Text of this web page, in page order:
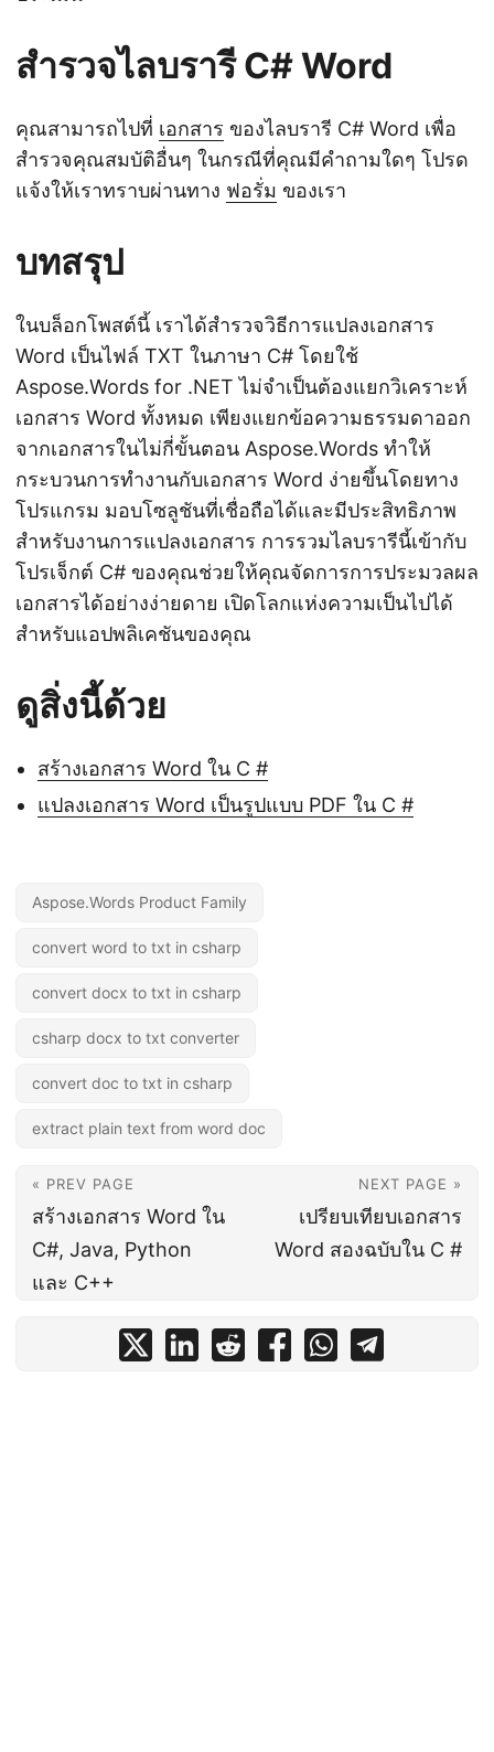
สำรวจไลบรารี C# Word
คุณสามารถไปที่ เอกสาร ของไลบรารี C# Word เพื่อ
สำรวจคุณสมบัติอื่นๆ ในกรณีที่คุณมีคำถามใดๆ โปรด
แจ้งให้เราทราบผ่านทาง ฟอรั่ม ของเรา
บทสรุป
ในบล็อกโพสต์นี้ เราได้สำรวจวิธีการแปลงเอกสาร
Word เป็นไฟล์ TXT ในภาษา C# โดยใช้
Aspose.Words for .NET ไม่จำเป็นต้องแยกวิเคราะห์
เอกสาร Word ทั้งหมด เพียงแยกข้อความธรรมดาออก
จากเอกสารในไม่กี่ขั้นตอน Aspose.Words ทำให้
กระบวนการทำงานกับเอกสาร Word ง่ายขึ้นโดยทาง
โปรแกรม มอบโซลูชันที่เชื่อถือได้และมีประสิทธิภาพ
สำหรับงานการแปลงเอกสาร การรวมไลบรารีนี้เข้ากับ
โปรเจ็กต์ C# ของคุณช่วยให้คุณจัดการการประมวลผล
เอกสารได้อย่างง่ายดาย เปิดโลกแห่งความเป็นไปได้
สำหรับแอปพลิเคชันของคุณ
ดูสิ่งนี้ด้วย
สร้างเอกสาร Word ใน C #
แปลงเอกสาร Word เป็นรูปแบบ PDF ใน C #
Aspose.Words Product Family
convert word to txt in csharp
convert docx to txt in csharp
csharp docx to txt converter
convert doc to txt in csharp
extract plain text from word doc
« PREV PAGE
สร้างเอกสาร Word ใน
C#, Java, Python
และ C++
NEXT PAGE »
เปรียบเทียบเอกสาร
Word สองฉบับใน C #